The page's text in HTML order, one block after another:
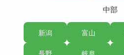
中部
新潟 富山
長野 岐阜